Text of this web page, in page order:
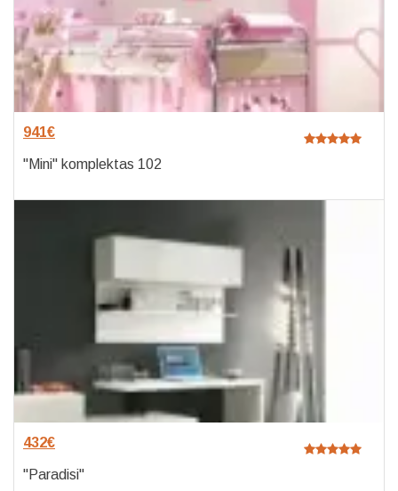
941€
"Mini" komplektas 102
432€
"Paradisi"